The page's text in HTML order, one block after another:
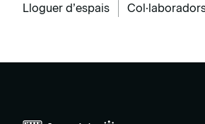
Lloguer d’espais